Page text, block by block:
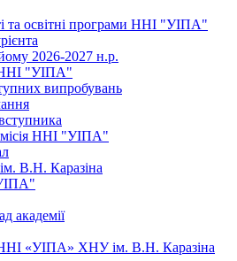
та освітні програми ННІ "УІПА"
2026-2027 н.р.
ННІ "УІПА"
випробувань
ННІ "УІПА"
В.Н. Каразіна
академії
ННІ «УІПА» ХНУ ім. В.Н. Каразіна